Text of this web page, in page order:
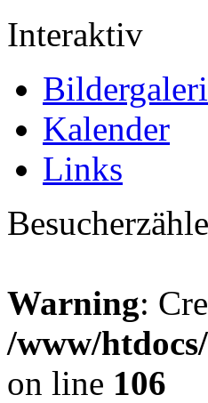
Interaktiv
Kalender
Links
Warning:
/www/
on line 106